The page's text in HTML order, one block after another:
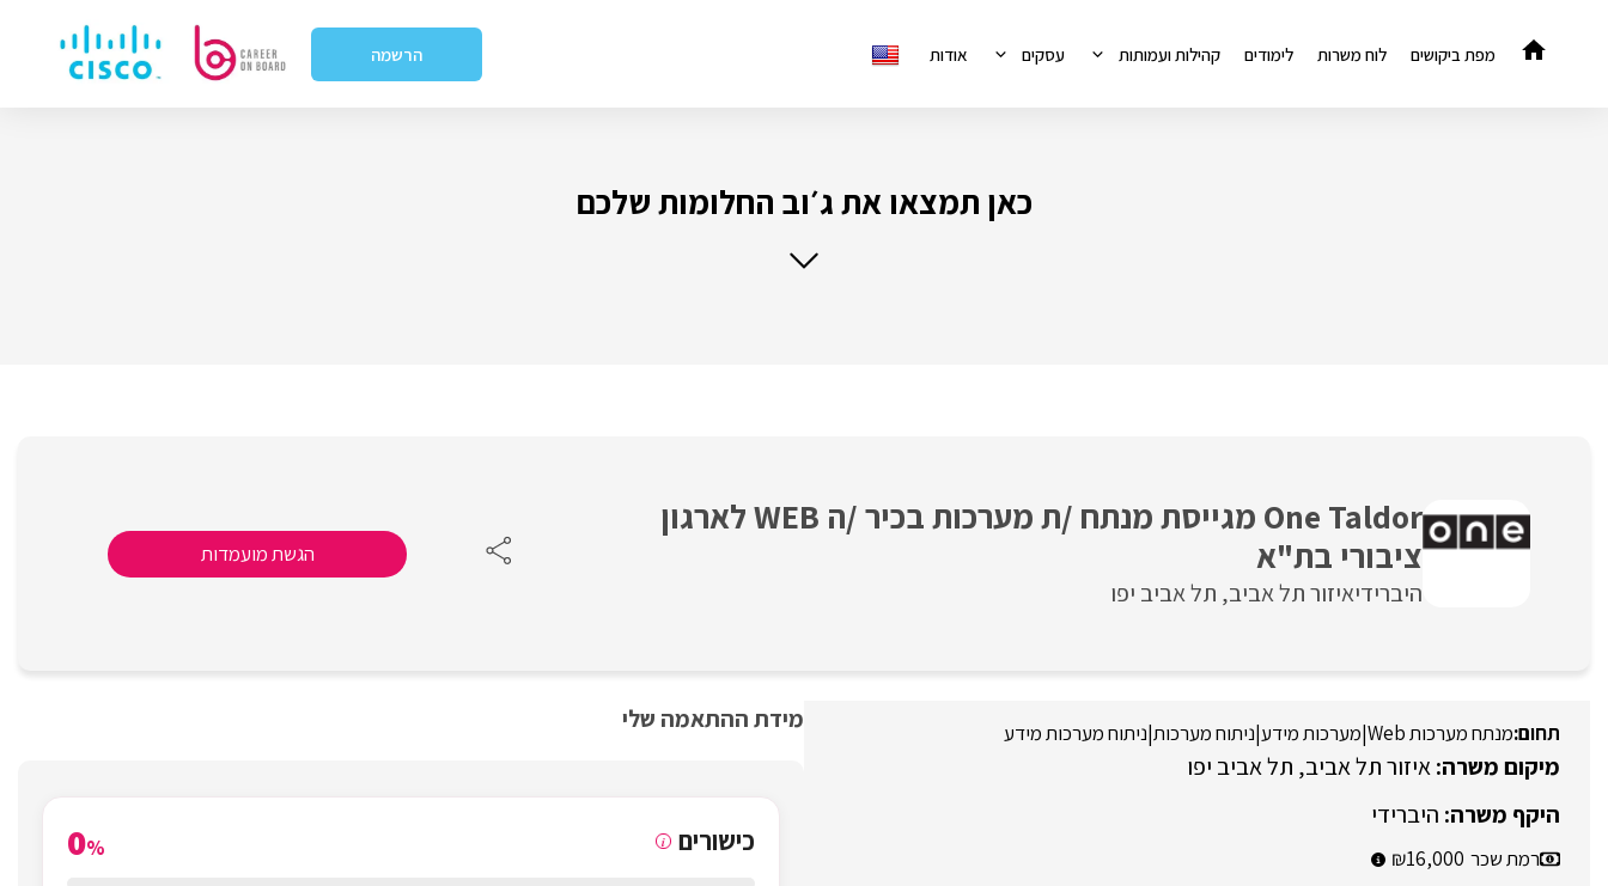
מפת ביקושים לוח משרות לימודים קהילות ועמותות עסקים אודות הרשמה
כאן תמצאו את ג׳וב החלומות שלכם
One Taldor מגייסת מנתח /ת מערכות בכיר /ה WEB לארגון
ציבורי בת"א
היברידיאיזור תל אביב תל אביב יפו
הגשת מועמדות
מנתח מערכות Web |מערכות מידע|ניתוח מערכות|ניתוח מערכות מידע
איזור תל אביב תל אביב יפו
היברידי
רמת שכר 16,000
מידת ההתאמה שלי
כישורים i
0%